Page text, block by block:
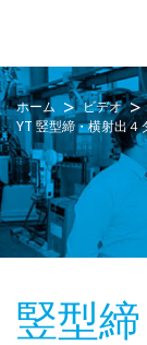
ホーム ビデオ
YT 竪型締・横射出４
竪型